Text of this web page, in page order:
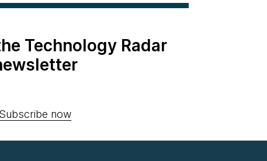
Technology Radar
Subscribe now